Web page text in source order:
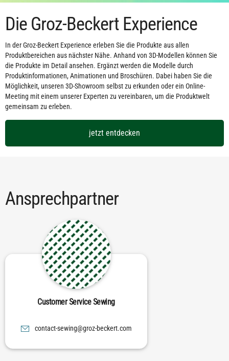
Die Groz-Beckert Experience
In der Groz-Beckert Experience erleben Sie die Produkte aus allen
Produktbereichen aus nächster Nähe. Anhand von 3D-Modellen können Sie
die Produkte im Detail ansehen. Ergänzt werden die Modelle durch
Produktinformationen, Animationen und Broschüren. Dabei haben Sie die
Möglichkeit, unseren 3D-Showroom selbst zu erkunden oder ein Online-
Meeting mit einem unserer Experten zu vereinbaren, um die Produktwelt
gemeinsam zu erleben.
jetzt entdecken
Ansprechpartner
Customer Service Sewing
moc.trekceb-zorg@gniwes-tcatnoc